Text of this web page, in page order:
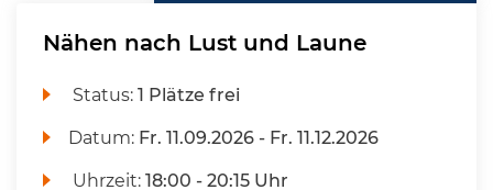
Nähen nach Lust und Laune
Status:1 Plätze frei
Datum: Fr. 11.09.2026 - Fr. 11.12.2026
Uhrzeit:18:00 - 20:15 Uhr